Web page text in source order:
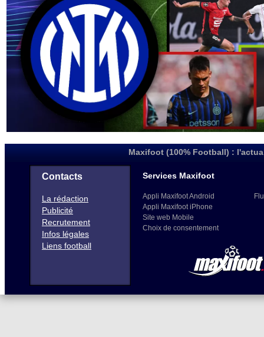
Maxifoot (100% Football) :
Contacts
La rédaction
Publicité
Recrutement
Infos légales
Liens football
Services Maxifoot
Appli Maxifoot Android
Appli Maxifoot iPhone
Site web Mobile
Choix de consentement